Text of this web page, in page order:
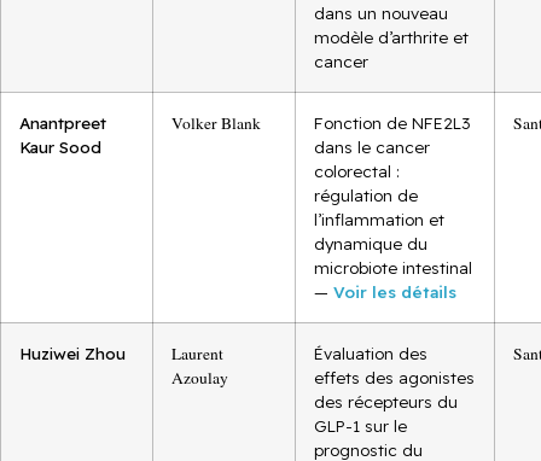
dans un nouveau
modèle d’arthrite et
cancer
Anantpreet
Kaur Sood
Volker Blank
Fonction de NFE2L3
dans le cancer
colorectal :
régulation de
l’inflammation et
dynamique du
microbiote intestinal
— Voir les détails
Huziwei Zhou
Laurent
Azoulay
Évaluation des
effets des agonistes
des récepteurs du
GLP-1 sur le
prognostic du